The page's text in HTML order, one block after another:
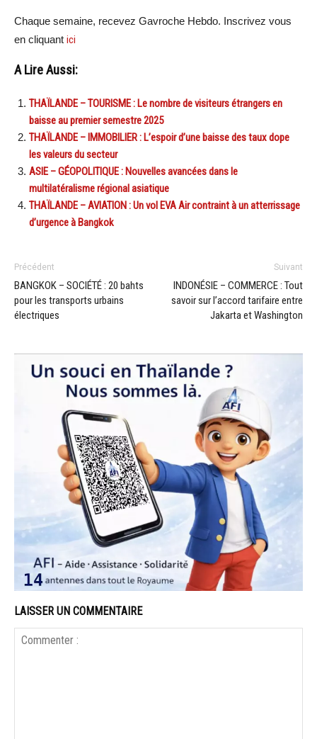
Chaque semaine, recevez Gavroche Hebdo. Inscrivez vous
en cliquant ici
A Lire Aussi:
THAÏLANDE – TOURISME : Le nombre de visiteurs étrangers en
baisse au premier semestre 2025
THAÏLANDE – IMMOBILIER : L’espoir d’une baisse des taux dope
les valeurs du secteur
ASIE – GÉOPOLITIQUE : Nouvelles avancées dans le
multilatéralisme régional asiatique
THAÏLANDE – AVIATION : Un vol EVA Air contraint à un atterrissage
d’urgence à Bangkok
Précédent
BANGKOK – SOCIÉTÉ : 20 bahts
pour les transports urbains
électriques
Suivant
INDONÉSIE – COMMERCE : Tout
savoir sur l’accord tarifaire entre
Jakarta et Washington
LAISSER UN COMMENTAIRE